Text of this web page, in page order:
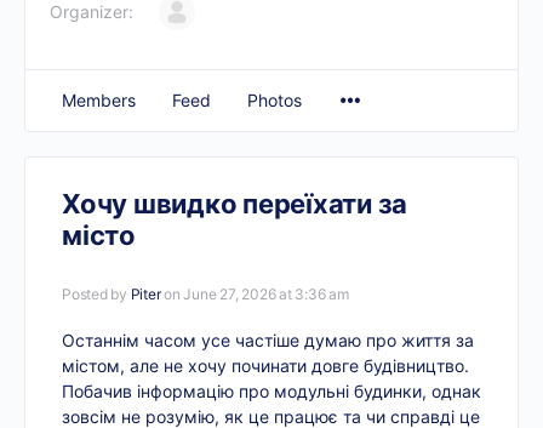
Organizer:
Members Feed Photos
Хочу швидко переїхати за
місто
Posted by Piteron June 27, 2026 at 3:36 am
Останнім часом усе частіше думаю про життя за
містом, але не хочу починати довге будівництво.
Побачив інформацію про модульні будинки, однак
зовсім не розумію, як це працює та чи справді це